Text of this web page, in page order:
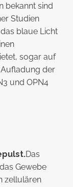
bekannt sind
Studien
blaue Licht
sogar auf
der
und OPN4
Das
Gewebe
zellulären